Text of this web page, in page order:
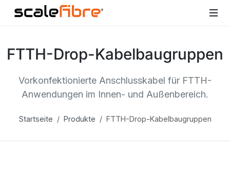
FTTH-Drop-Kabelbaugruppen
Vorkonfektionierte Anschlusskabel für FTTH-
Anwendungen im Innen- und Außenbereich.
Startseite Produkte FTTH-Drop-Kabelbaugruppen